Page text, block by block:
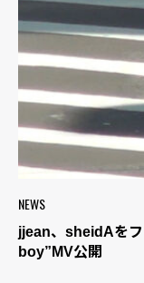
NEWS
jjean、sheidAを
boy”MV公開